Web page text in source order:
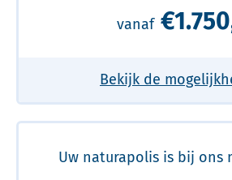
vanaf
Bekijk de
Uw naturapolis is bij ons